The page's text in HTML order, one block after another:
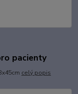
pacienty
celý popis